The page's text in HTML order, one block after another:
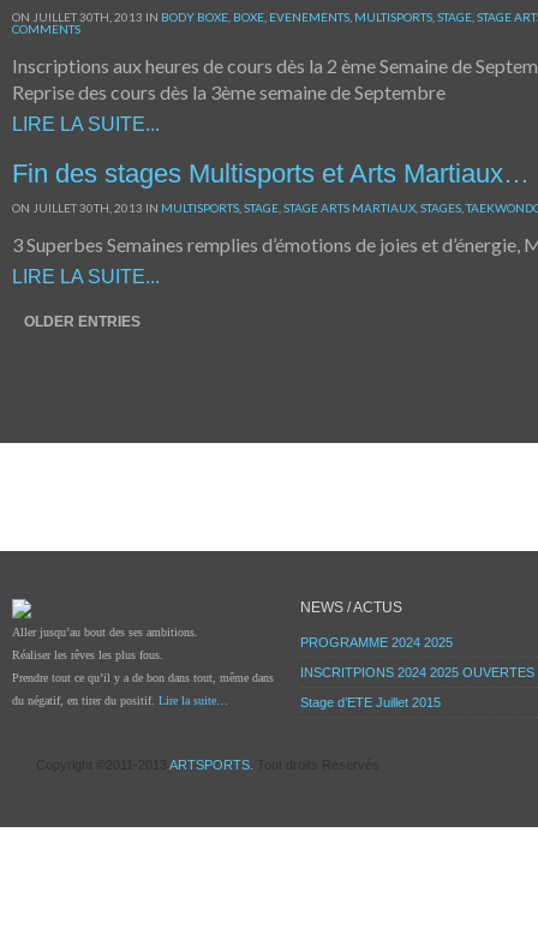
ON JUILLET 30TH, 2013 IN BODY BOXE BOXE EVENEMENTS MULTISPORTS STAGE STAGE
COMMENTS
Inscriptions aux heures de cours dès la 2 ème Semaine de
Reprise des cours dès la 3ème semaine de Septembre
LIRE LA SUITE...
Fin des stages Multisports et Arts Martiaux…
ON JUILLET 30TH, 2013 IN MULTISPORTS STAGE STAGE ARTS MARTIAUX STAGES ,
3 Superbes Semaines remplies d’émotions de joies et
LIRE LA SUITE...
OLDER ENTRIES
Aller jusqu’au bout des ses ambitions.
Réaliser les rêves les plus fous.
Prendre tout ce qu’il y a de bon dans tout, même dans
du négatif, en tirer du positif. Lire la suite…
NEWS / ACTUS
PROGRAMME 2024 2025
INSCRITPIONS 2024 2025 OUVERTES
Stage d’ETE Juillet 2015
Copyright ©2011-2013 ARTSPORTS. Tout droits Réservés